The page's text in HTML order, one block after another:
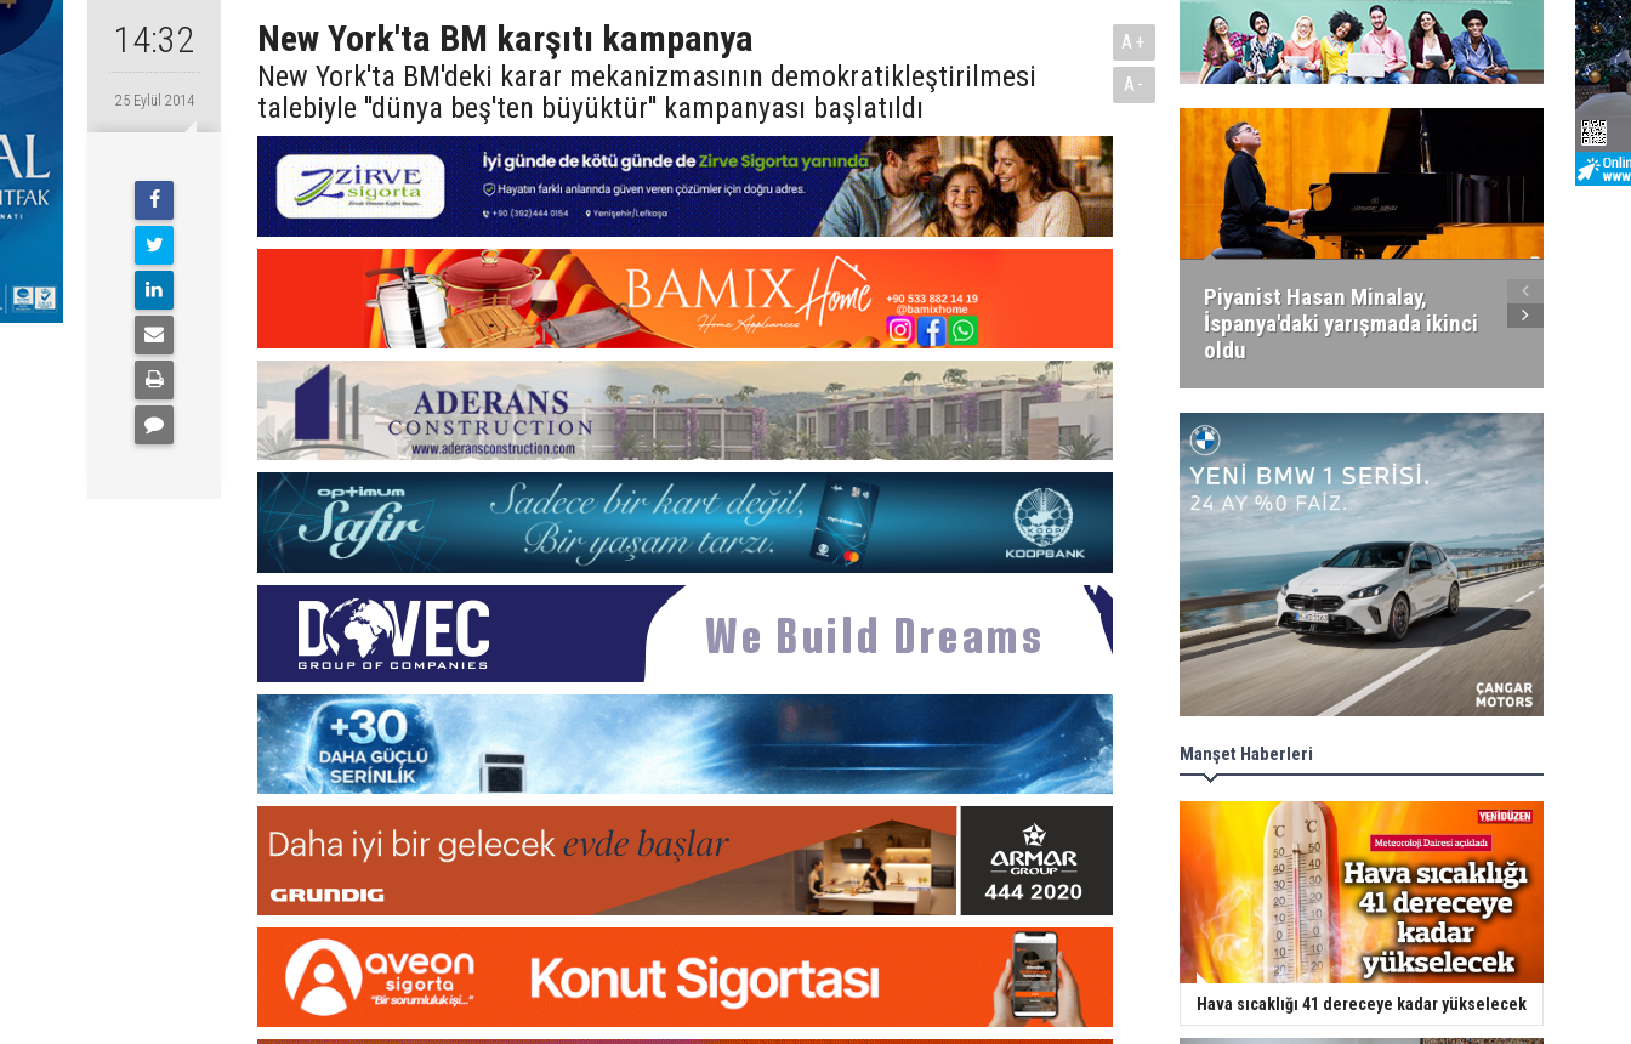
14:32
25 Eylül 2014
New York'ta BM karşıtı kampanya
New York'ta BM'deki karar mekanizmasının demokratikleştirilmesi
talebiyle ''dünya beş'ten büyüktür'' kampanyası başlatıldı
A+
A-
Piyanist Hasan Minalay,
İspanya'daki yarışmada ikinci
oldu
Manşet Haberleri
Hava sıcaklığı 41 dereceye kadar yükselecek